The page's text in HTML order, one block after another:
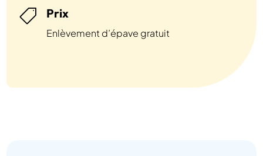
 Prix
Enlèvement d’épave gratuit